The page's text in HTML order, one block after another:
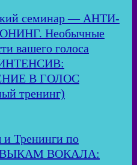
семинар — АНТИ-
Необычные
вашего голоса
В ГОЛОС
тренинг)
Тренинги по
ВОКАЛА: